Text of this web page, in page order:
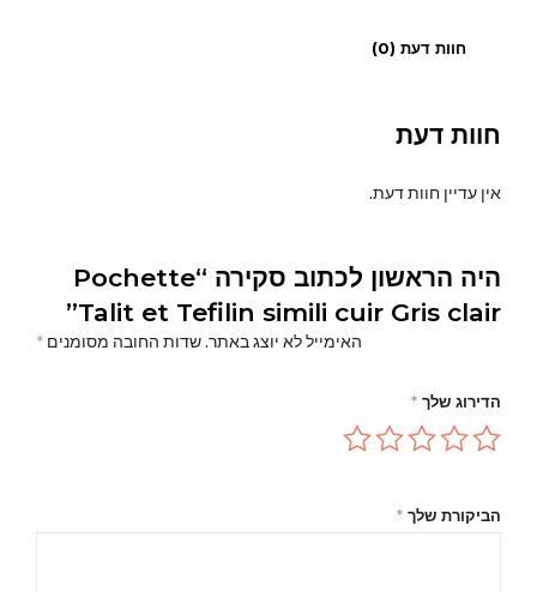
חוות דעת (0)
חוות דעת
אין עדיין חוות דעת.
היה הראשון לכתוב סקירה “Pochette
Talit et Tefilin simili cuir Gris clair”
האימייל לא יוצג באתר.שדות החובה מסומנים *
הדירוג שלך *
הביקורת שלך *